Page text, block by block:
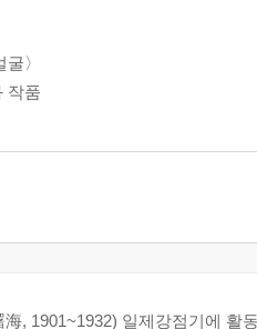
〉
작품
海, 1901~1932) 일제강점기에 활